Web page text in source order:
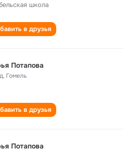
школа
в друзья
Потапова
, Гомель
в друзья
Потапова